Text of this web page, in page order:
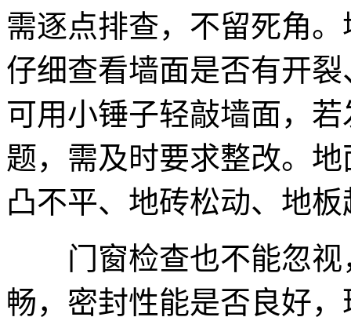
需逐点排查，不留死角
仔细查看墙面是否有开
可用小锤子轻敲墙面，
题，需及时要求整改。
凸不平、地砖松动、地
门窗检查也不能忽视
畅，密封性能是否良好